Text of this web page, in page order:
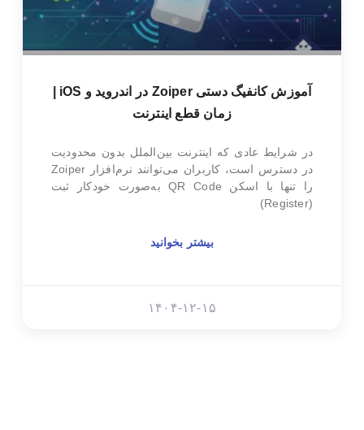
زمان قطع اینترنت
در شرایط عادی که اینترنت بین‌الملل بدون محدودیت
در دسترس است، کاربران می‌توانند نرم‌افزار Zoiper
را تنها با اسکن QR Code به‌صورت خودکار ثبت
(Register)
بیشتر بخوانید
۱۴۰۴-۱۲-۱۵